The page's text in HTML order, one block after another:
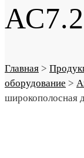
Главная >
оборудование >
широкополосная